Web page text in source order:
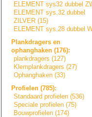
ELEMENT sys32 dubbel
ELEMENT sys.32 dubbel
ZILVER (15)
ELEMENT sys.28 dubbel
Plankdragers en
ophanghaken (176):
plankdragers (127)
Klemplankdragers (27)
Ophanghaken (33)
Profielen (785):
Standaard profielen (536)
Speciale profielen (75)
Bouwprofielen (174)